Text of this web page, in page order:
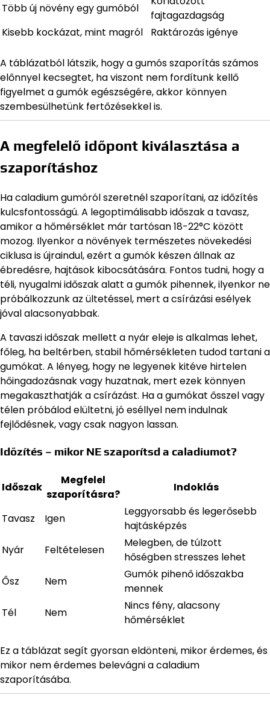
Több új növény egy gumóból
fajtagazdagság
Kisebb kockázat, mint magról
Raktározás igénye
A táblázatból látszik, hogy a gumós szaporítás számos
előnnyel kecsegtet, ha viszont nem fordítunk kellő
figyelmet a gumók egészségére, akkor könnyen
szembesülhetünk fertőzésekkel is.
A megfelelő időpont kiválasztása a
szaporításhoz
Ha caladium gumóról szeretnél szaporítani, az időzítés
kulcsfontosságú. A legoptimálisabb időszak a tavasz,
amikor a hőmérséklet már tartósan 18-22°C között
mozog. Ilyenkor a növények természetes növekedési
ciklusa is újraindul, ezért a gumók készen állnak az
ébredésre, hajtások kibocsátására. Fontos tudni, hogy a
téli, nyugalmi időszak alatt a gumók pihennek, ilyenkor ne
próbálkozzunk az ültetéssel, mert a csírázási esélyek
jóval alacsonyabbak.
A tavaszi időszak mellett a nyár eleje is alkalmas lehet,
főleg, ha beltérben, stabil hőmérsékleten tudod tartani a
gumókat. A lényeg, hogy ne legyenek kitéve hirtelen
hőingadozásnak vagy huzatnak, mert ezek könnyen
megakaszthatják a csírázást. Ha a gumókat ősszel vagy
télen próbálod elültetni, jó eséllyel nem indulnak
fejlődésnek, vagy csak nagyon lassan.
Időzítés – mikor NE szaporítsd a caladiumot?
Időszak
Megfelel
szaporításra?
Indoklás
Tavasz Igen
Leggyorsabb és legerősebb
hajtásképzés
Nyár
Feltételesen
Melegben, de túlzott
hőségben stresszes lehet
Ősz
Nem
Gumók pihenő időszakba
mennek
Tél
Nem
Nincs fény, alacsony
hőmérséklet
Ez a táblázat segít gyorsan eldönteni, mikor érdemes, és
mikor nem érdemes belevágni a caladium
szaporításába.